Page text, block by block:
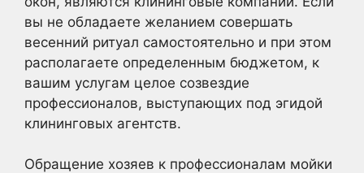
вы не обладаете желанием совершать
весенний ритуал самостоятельно и при этом
располагаете определенным бюджетом, к
вашим услугам целое созвездие
профессионалов, выступающих под эгидой
клининговых агентств.
Обращение хозяев к профессионалам мойки